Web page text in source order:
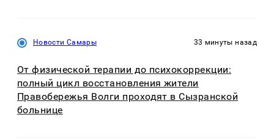
Новости Самары 33 минуты назад
От физической терапии до психокоррекции:
полный цикл восстановления жители
Правобережья Волги проходят в Сызранской
больнице